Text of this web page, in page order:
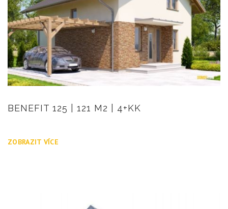
BENEFIT 125 | 121 M2 | 4+KK
ZOBRAZIT VÍCE